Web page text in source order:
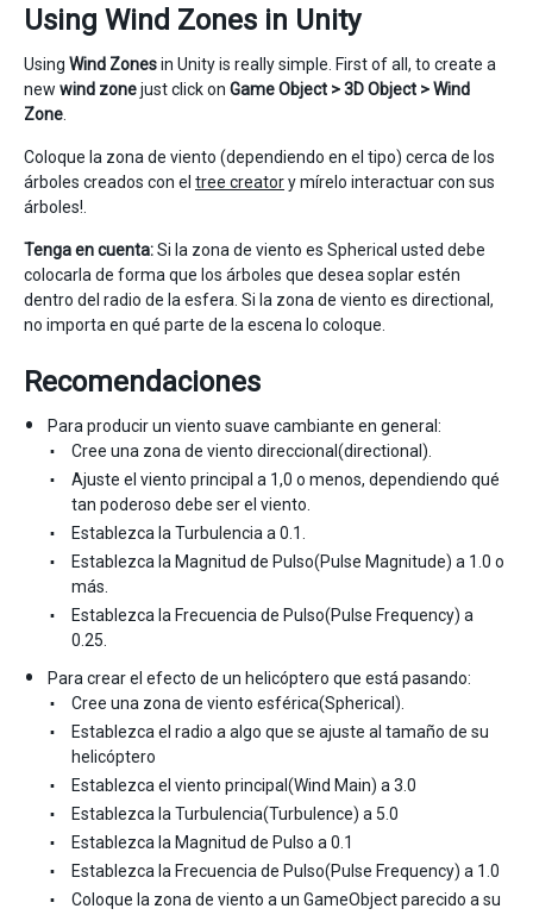
Using Wind Zones in Unity
Using Wind Zonesin Unity is really simple. First of all, to create a
new wind zonejust click on Game Object > 3D Object > Wind
Zone
Coloque la zona de viento (dependiendo en el tipo) cerca de los
árboles creados con el tree creatory mírelo interactuar con sus
árboles!.
Tenga en cuenta:Si la zona de viento es Spherical usted debe
colocarla de forma que los árboles que desea soplar estén
dentro del radio de la esfera. Si la zona de viento es directional,
no importa en qué parte de la escena lo coloque.
Recomendaciones
Para producir un viento suave cambiante en general:
Cree una zona de viento direccional(directional).
Ajuste el viento principal a 1,0 o menos, dependiendo qué
tan poderoso debe ser el viento.
Establezca la Turbulencia a 0.1.
Establezca la Magnitud de Pulso(Pulse Magnitude) a 1.0 o
más.
Establezca la Frecuencia de Pulso(Pulse Frequency) a
0.25.
Para crear el efecto de un helicóptero que está pasando:
Cree una zona de viento esférica(Spherical).
Establezca el radio a algo que se ajuste al tamaño de su
helicóptero
Establezca el viento principal(Wind Main) a 3.0
Establezca la Turbulencia(Turbulence) a 5.0
Establezca la Magnitud de Pulso a 0.1
Establezca la Frecuencia de Pulso(Pulse Frequency) a 1.0
Coloque la zona de viento a un GameObject parecido a su